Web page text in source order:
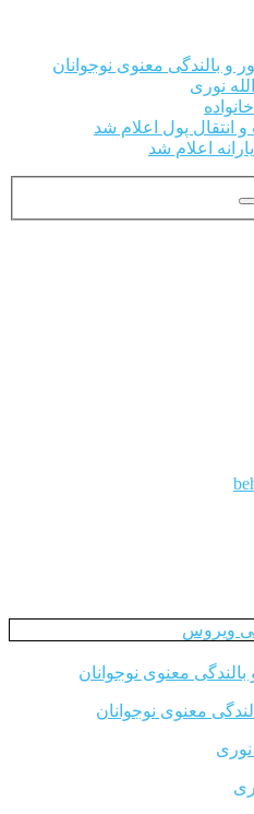
و بالندگی معنوی نوجوانان
نوری
پول اعلام شد
اعلام شد
ویروس
معنوی نوجوانان